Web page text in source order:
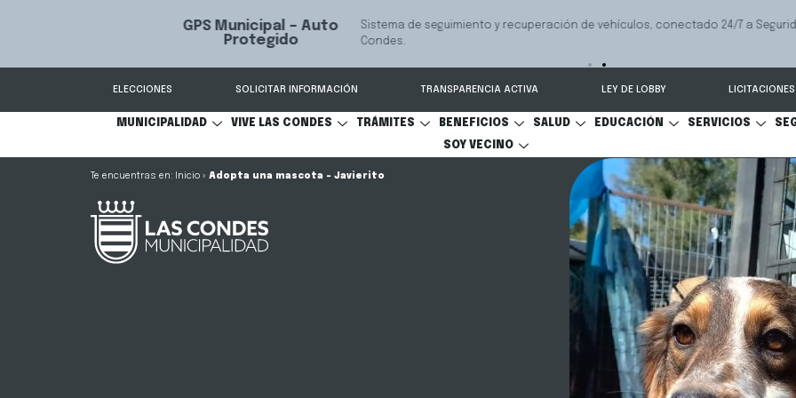
GPS Municipal – Auto
Protegido
Sistema de seguimiento y recuperación de vehículos, conectado 24/7 a Seguridad
Condes.
ELECCIONES SOLICITAR INFORMACIÓN TRANSPARENCIA ACTIVA LEY DE LOBBY LICITACIONES
MUNICIPALIDAD VIVE LAS CONDES TRÁMITES BENEFICIOS SALUD EDUCACIÓN SERVICIOS
SOY VECINO
Inicio » Adopta una mascota – Javierito